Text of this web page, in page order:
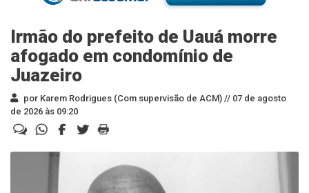
Irmão do prefeito de Uauá morre
afogado em condomínio de
Juazeiro
por Karem Rodrigues (Com supervisão de ACM) // 07 de agosto
de 2026 às 09:20